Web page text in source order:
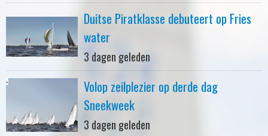
Duitse Piratklasse debuteert op Fries
water
3 dagen geleden
Volop zeilplezier op derde dag
Sneekweek
3 dagen geleden